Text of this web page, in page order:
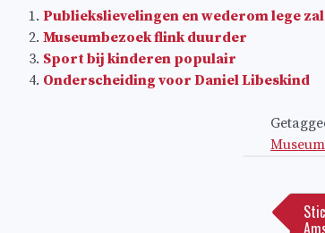
Publiekslievelingen en wederom lege
Museumbezoek flink duurder
Sport bij kinderen populair
Onderscheiding voor Daniel Libeskind
Museum